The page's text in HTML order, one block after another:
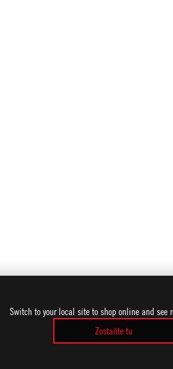
Switch to your local site to shop online and see
Zostaňte tu